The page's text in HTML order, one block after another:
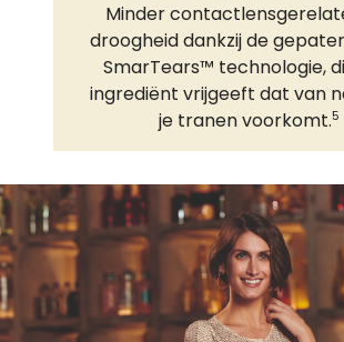
Minder
droogheid dankzij de
SmarTears™ technologie,
ingrediënt vrijgeeft dat van
je tranen voorkomt.5